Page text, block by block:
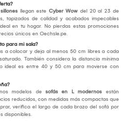
sillones llegan este Cyber Wow del 20 al 23 de
tapizados de calidad y acabados impecables
en tu hogar. No pierdas estas promociones
únicos en Oechsle.pe.
para mi sala?
a colocar y deja al menos 50 cm libres a cada
También considera la distancia mínima
ideal es entre 40 y 50 cm para moverse con
modelos de sofás en L modernos están
reducidos, con medidas más compactas que
verifica el largo de cada brazo del sofá por
disponibles.